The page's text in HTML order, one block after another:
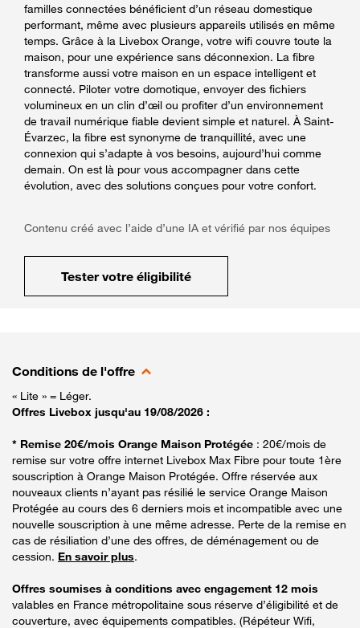
familles connectées bénéficient d’un réseau domestique
performant, même avec plusieurs appareils utilisés en même
temps. Grâce à la Livebox Orange, votre wifi couvre toute la
maison, pour une expérience sans déconnexion. La fibre
transforme aussi votre maison en un espace intelligent et
connecté. Piloter votre domotique, envoyer des fichiers
volumineux en un clin d’œil ou profiter d’un environnement
de travail numérique fiable devient simple et naturel. À Saint-
Évarzec, la fibre est synonyme de tranquillité, avec une
connexion qui s’adapte à vos besoins, aujourd’hui comme
demain. On est là pour vous accompagner dans cette
évolution, avec des solutions conçues pour votre confort.
Contenu créé avec l’aide d’une IA et vérifié par nos équipes
Tester votre éligibilité
Conditions de l'offre
« Lite » = Léger.
Offres Livebox jusqu'au 19/08/2026 :
* Remise 20€/mois Orange Maison Protégée : 20€/mois de
remise sur votre offre internet Livebox Max Fibre pour toute 1ère
souscription à Orange Maison Protégée. Offre réservée aux
nouveaux clients n’ayant pas résilié le service Orange Maison
Protégée au cours des 6 derniers mois et incompatible avec une
nouvelle souscription à une même adresse. Perte de la remise en
cas de résiliation d’une des offres, de déménagement ou de
cession. En savoir plus.
Offres soumises à conditions avec engagement 12 mois
valables en France métropolitaine sous réserve d’éligibilité et de
couverture, avec équipements compatibles. (Répéteur Wifi,